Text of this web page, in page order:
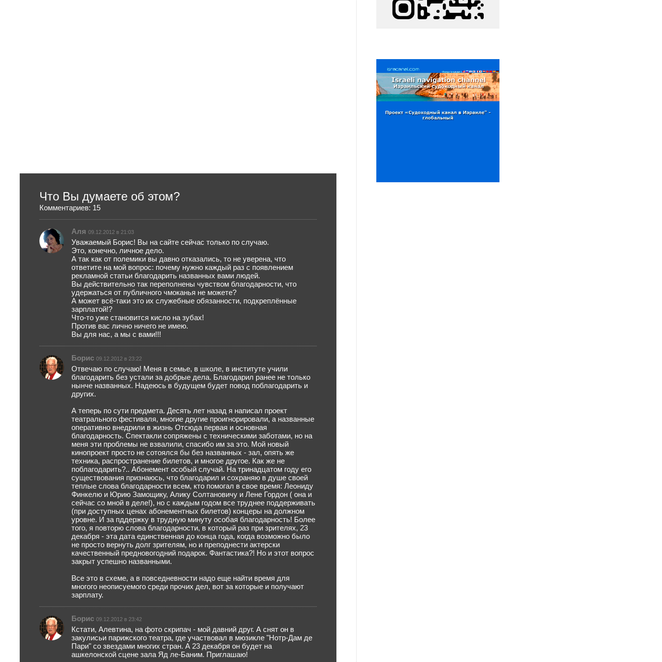
Что Вы думаете об этом?
Комментариев: 15
Аля 09.12.2012 в 21:03
Уважаемый Борис! Вы на сайте сейчас только по случаю.
Это, конечно, личное дело.
А так как от полемики вы давно отказались, то не уверена, что
ответите на мой вопрос: почему нужно каждый раз с появлением
рекламной статьи благодарить названных вами людей.
Вы действительно так переполнены чувством благодарности, что
удержаться от публичного чмоканья не можете?
А может всё-таки это их служебные обязанности, подкреплённые
зарплатой!?
Что-то уже становится кисло на зубах!
Против вас лично ничего не имею.
Вы для нас, а мы с вами!!!
Борис 09.12.2012 в 23:22
Отвечаю по случаю! Меня в семье, в школе, в институте учили
благодарить без устали за добрые дела. Благодарил ранее не только
нынче названных. Надеюсь в будущем будет повод поблагодарить и
других.
А теперь по сути предмета. Десять лет назад я написал проект
театрального фестиваля, многие другие проигнорировали, а названные
оперативно внедрили в жизнь Отсюда первая и основная
благодарность. Спектакли сопряжены с техническими заботами, но на
меня эти проблемы не взвалили, спасибо им за это. Мой новый
кинопроект просто не сотоялся бы без названных - зал, опять же
техника, распространение билетов, и многое другое. Как же не
поблагодарить?.. Абонемент особый случай. На тринадцатом году его
существования признаюсь, что благодарил и сохраняю в душе своей
теплые слова благодарности всем, кто помогал в свое время: Леониду
Финкелю и Юрию Замощику, Алику Солтановичу и Лене Гордон ( она и
сейчас со мной в деле!), но с каждым годом все труднее поддерживать
(при доступных ценах абонементных билетов) концеры на должном
уровне. И за пддержку в трудную минуту особая благодарность! Более
того, я повторю слова благодарности, в который раз при зрителях, 23
декабря - эта дата единственная до конца года, когда возможно было
не просто вернуть долг зрителям, но и преподнести актерски
качественный предновогодний подарок. Фантастика?! Но и этот вопрос
закрыт успешно названными.
Все это в схеме, а в повседневности надо еще найти время для
многого неописуемого среди прочих дел, вот за которые и получают
зарплату.
Борис 09.12.2012 в 23:42
Кстати, Алевтина, на фото скрипач - мой давний друг. А снят он в
закулисьи парижского театра, где участвовал в мюзикле "Нотр-Дам де
Пари" со звездами многих стран. А 23 декабря он будет на
ашкелонской сцене зала Яд ле-Баним. Приглашаю!